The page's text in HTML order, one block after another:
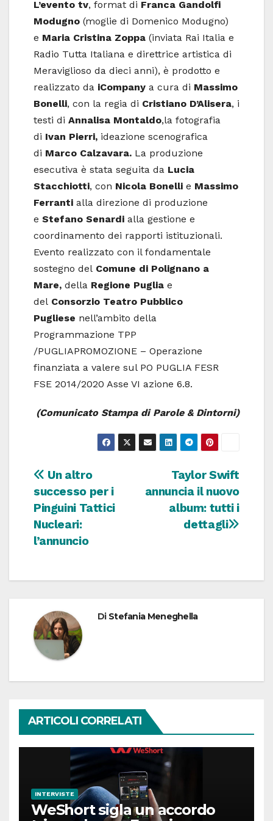
L’evento tv, format di Franca Gandolfi
Modugno (moglie di Domenico Modugno)
e Maria Cristina Zoppa (inviata Rai Italia e
Radio Tutta Italiana e direttrice artistica di
Meraviglioso da dieci anni), è prodotto e
realizzato da iCompany a cura di Massimo
Bonelli, con la regia di Cristiano D’Alisera, i
testi di Annalisa Montaldo,la fotografia
di Ivan Pierri, ideazione scenografica
di Marco Calzavara. La produzione
esecutiva è stata seguita da Lucia
Stacchiotti, con Nicola Bonelli e Massimo
Ferranti alla direzione di produzione
e Stefano Senardi alla gestione e
coordinamento dei rapporti istituzionali.
Evento realizzato con il fondamentale
sostegno del Comune di Polignano a
Mare, della Regione Puglia e
del Consorzio Teatro Pubblico
Pugliese nell’ambito della
Programmazione TPP
/PUGLIAPROMOZIONE – Operazione
finanziata a valere sul PO PUGLIA FESR
FSE 2014/2020 Asse VI azione 6.8.
(Comunicato Stampa di Parole & Dintorni)
Navigazione
articoli
Taylor Swift
annuncia il nuovo
album: tutti i
dettagli
Un altro
successo per i
Pinguini Tattici
Nucleari:
l’annuncio
Di Stefania Meneghella
ARTICOLI CORRELATI
INTERVISTE
WeShort sigla un accordo